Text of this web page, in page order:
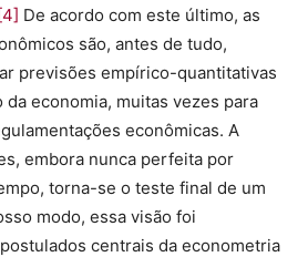
De acordo com este último, as
são, antes de tudo,
previsões empírico-quantitativas
economia, muitas vezes para
econômicas. A
embora nunca perfeita por
torna-se o teste final de um
modo, essa visão foi
centrais da econometria